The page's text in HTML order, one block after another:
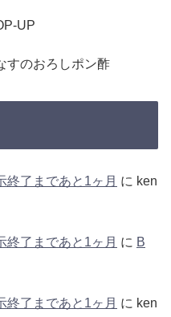
UP
すのおろしポン酢
終了まであと1ヶ月 に ken
終了まであと1ヶ月 に B
終了まであと1ヶ月 に ken